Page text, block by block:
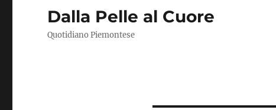
Dalla Pelle al Cuore
Quotidiano Piemontese